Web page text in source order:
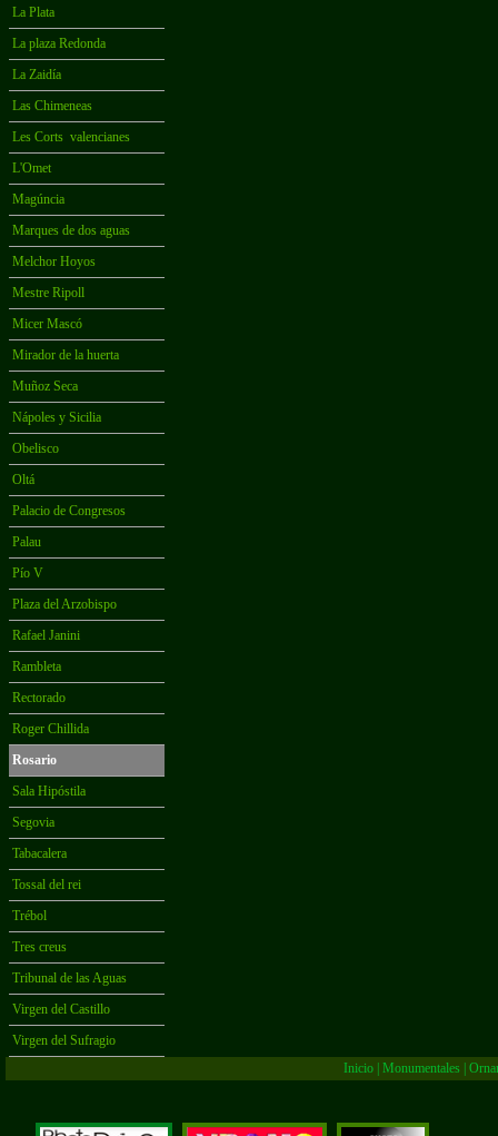
La Plata
La plaza Redonda
La Zaidía
Las Chimeneas
Les Corts valencianes
L'Omet
Magúncia
Marques de dos aguas
Melchor Hoyos
Mestre Ripoll
Micer Mascó
Mirador de la huerta
Muñoz Seca
Nápoles y Sicilia
Obelisco
Oltá
Palacio de Congresos
Palau
Pío V
Plaza del Arzobispo
Rafael Janini
Rambleta
Rectorado
Roger Chillida
Rosario
Sala Hipóstila
Segovia
Tabacalera
Tossal del rei
Trébol
Tres creus
Tribunal de las Aguas
Virgen del Castillo
Virgen del Sufragio
Inicio |Monumentales |